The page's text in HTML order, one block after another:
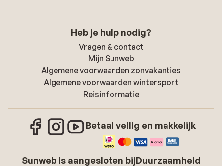
Heb je hulp nodig?
Vragen & contact
Mijn Sunweb
Algemene voorwaarden zonvakanties
Algemene voorwaarden wintersport
Reisinformatie
Betaal veilig en makkelijk
Sunweb is aangesloten bijDuurzaamheid